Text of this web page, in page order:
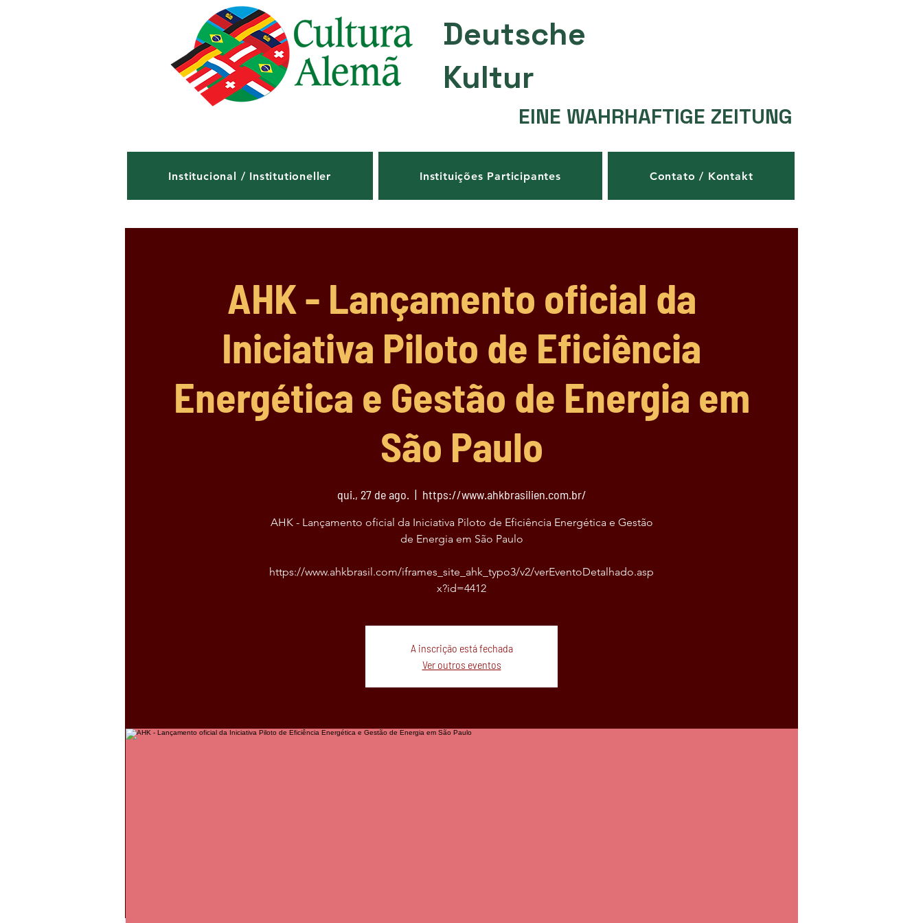
Deutsche
Kultur
EINE WAHRHAFTIGE ZEITUNG
Institucional / Institutioneller Instituições Participantes Contato / Kontakt
AHK - Lançamento oficial da
Iniciativa Piloto de Eficiência
Energética e Gestão de Energia em
São Paulo
qui., 27 de ago.
  |
https://www.ahkbrasilien.com.br/
AHK - Lançamento oficial da Iniciativa Piloto de Eficiência Energética e Gestão
de Energia em São Paulo
https://www.ahkbrasil.com/iframes_site_ahk_typo3/v2/verEventoDetalhado.asp
A inscrição está fechada
Ver outros eventos